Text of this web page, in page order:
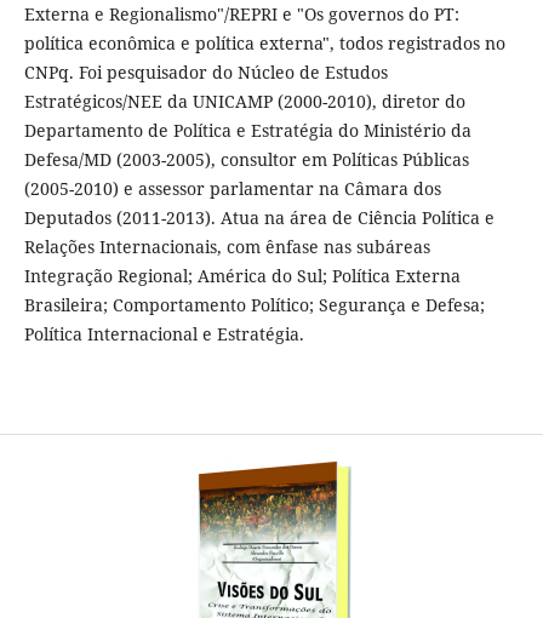
Externa e Regionalismo"/REPRI e "Os governos do PT:
política econômica e política externa", todos registrados no
CNPq. Foi pesquisador do Núcleo de Estudos
Estratégicos/NEE da UNICAMP (2000-2010), diretor do
Departamento de Política e Estratégia do Ministério da
Defesa/MD (2003-2005), consultor em Políticas Públicas
(2005-2010) e assessor parlamentar na Câmara dos
Deputados (2011-2013). Atua na área de Ciência Política e
Relações Internacionais, com ênfase nas subáreas
Integração Regional; América do Sul; Política Externa
Brasileira; Comportamento Político; Segurança e Defesa;
Política Internacional e Estratégia.